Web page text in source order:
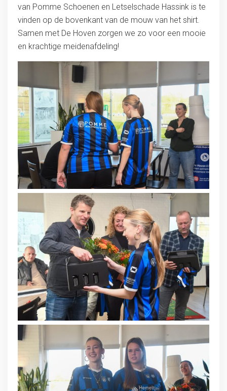
van Pomme Schoenen en Letselschade Hassink is te
vinden op de bovenkant van de mouw van het shirt.
Samen met De Hoven zorgen we zo voor een mooie
en krachtige meidenafdeling!